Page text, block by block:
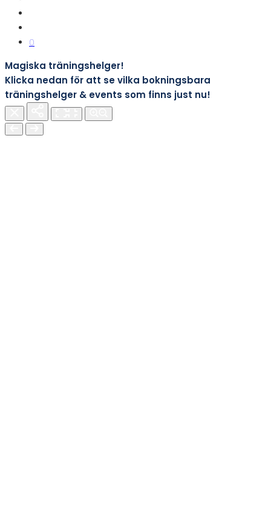
0
Magiska träningshelger!
Klicka nedan för att se vilka bokningsbara
träningshelger & events som finns just nu!